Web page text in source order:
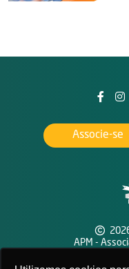
APM -
Associe-se